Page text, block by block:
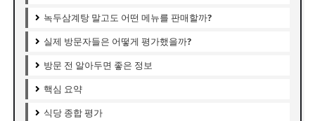
녹두삼계탕 말고도 어떤 메뉴를 판매할까?
실제 방문자들은 어떻게 평가했을까?
방문 전 알아두면 좋은 정보
핵심 요약
식당 종합 평가